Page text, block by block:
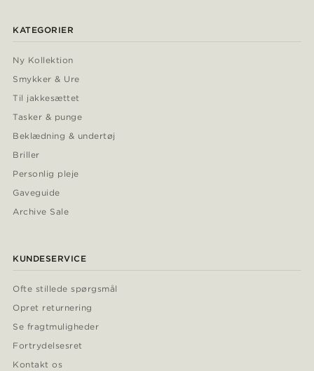
KATEGORIER
Ny Kollektion
Smykker & Ure
Til jakkesættet
Tasker & punge
Beklædning & undertøj
Briller
Personlig pleje
Gaveguide
Archive Sale
KUNDESERVICE
Ofte stillede spørgsmål
Opret returnering
Se fragtmuligheder
Fortrydelsesret
Kontakt os